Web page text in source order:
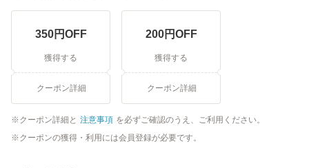
350円OFF
獲得する
クーポン詳細
200円OFF
獲得する
クーポン詳細
クーポン詳細と 注意事項 を必ずご確認のうえ、ご利用ください。
クーポンの獲得・利用には会員登録が必要です。